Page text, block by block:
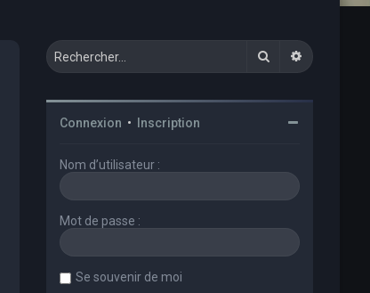
Rechercher
Connexion • Inscription
Nom d’utilisateur :
Mot de passe :
Se souvenir de moi